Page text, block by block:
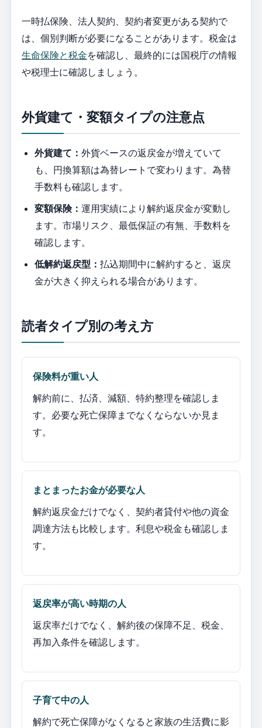
一時払保険、法人契約、契約者変更がある契約で
は、個別判断が必要になることがあります。税金は
生命保険と税金を確認し、最終的には国税庁の情報
や税理士に確認しましょう。
外貨建て・変額タイプの注意点
外貨建て：外貨ベースの返戻金が増えていて
も、円換算額は為替レートで変わります。為替
手数料も確認します。
変額保険：運用実績により解約返戻金が変動し
ます。市場リスク、最低保証の有無、手数料を
確認します。
低解約返戻型：払込期間中に解約すると、返戻
金が大きく抑えられる場合があります。
読者タイプ別の考え方
保険料が重い人
解約前に、払済、減額、特約整理を確認しま
す。必要な死亡保障までなくならないか見ま
す。
まとまったお金が必要な人
解約返戻金だけでなく、契約者貸付や他の資金
調達方法も比較します。利息や税金も確認しま
す。
返戻率が高い時期の人
返戻率だけでなく、解約後の保障不足、税金、
再加入条件を確認します。
子育て中の人
解約で死亡保障がなくなると家族の生活費に影